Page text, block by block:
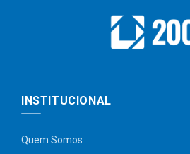
INSTITUCIONAL
Quem Somos